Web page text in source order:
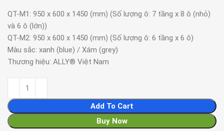
QT-M1: 950 x 600 x 1450 (mm) (Số lượng ô: 7 tầng x 8 ô (nhỏ)
và 6 ô (lớn))
QT-M2: 950 x 600 x 1450 (mm) (Số lượng ô: 6 tầng x 6 ô)
Màu sắc: xanh (blue) / Xám (grey)
Thương hiệu: ALLY® Việt Nam
Add To Cart
Buy Now